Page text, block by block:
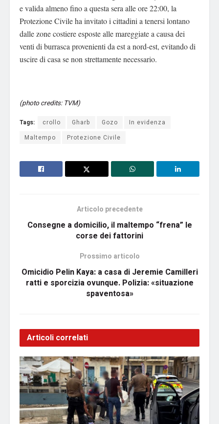
e valida almeno fino a questa sera alle ore 22:00, la
Protezione Civile ha invitato i cittadini a tenersi lontano
dalle zone costiere esposte alle mareggiate a causa dei
venti di burrasca provenienti da est a nord-est, evitando di
uscire di casa se non strettamente necessario.
(photo credits: TVM)
Tags: crollo Gharb Gozo
In evidenza
Maltempo
Protezione Civile
Articolo precedente
Consegne a domicilio, il maltempo “frena” le
corse dei fattorini
Prossimo articolo
Omicidio Pelin Kaya: a casa di Jeremie Camilleri
ratti e sporcizia ovunque. Polizia: «situazione
spaventosa»
Articoli correlati